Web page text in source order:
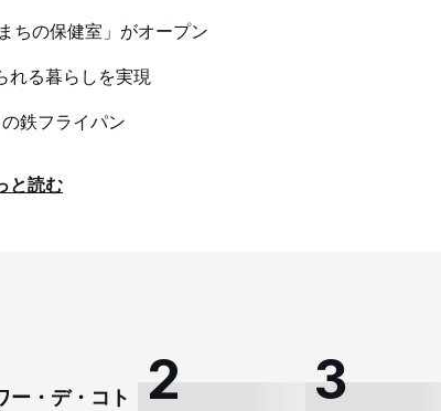
ちの保健室」がオープン
れる暮らしを実現
鉄フライパン
と読む
ー・デ・コト